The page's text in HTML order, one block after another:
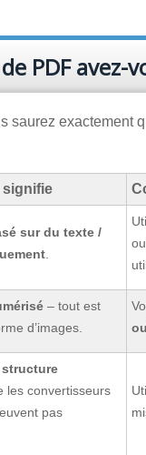
PDF avez-
saurez
signifie
sur du texte /
– tout est
d’images.
structure
les convertisseurs
pas